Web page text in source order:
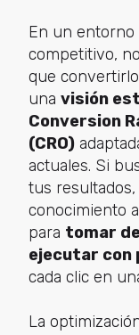
En un entorno
competitivo,
que
una visión
Conversion
(CRO)
actuales. Si
tus
conocimiento
para tomar
ejecutar con
cada clic en
La